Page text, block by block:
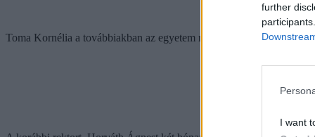
further
I want
Toma Kornélia a továbbiakban az egyetem rektorhelyettese lesz.